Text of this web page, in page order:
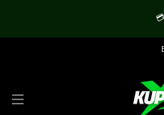
💳 3 - 6 Y